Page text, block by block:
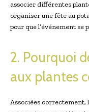
associer différentes
organiser une fête au
pour que l’événement se
2. Pourquoi
aux plantes
Associées correctement,